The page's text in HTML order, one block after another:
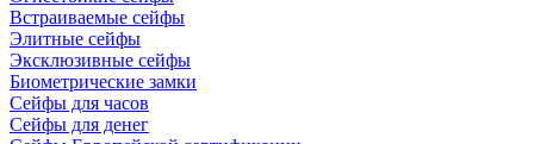
Встраиваемые сейфы
Элитные сейфы
Эксклюзивные сейфы
Биометрические замки
Сейфы для часов
Сейфы для денег